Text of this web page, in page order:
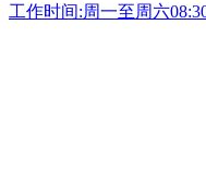
工作时间:周一至周六